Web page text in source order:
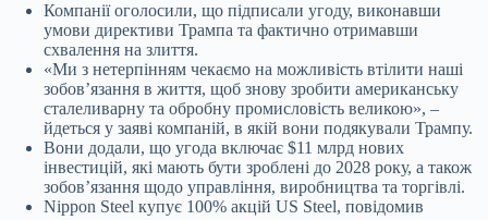
Компанії оголосили, що підписали угоду, виконавши
умови директиви Трампа та фактично отримавши
схвалення на злиття.
«Ми з нетерпінням чекаємо на можливість втілити наші
зобовʼязання в життя, щоб знову зробити американську
сталеливарну та обробну промисловість великою», –
йдеться у заяві компаній, в якій вони подякували Трампу.
Вони додали, що угода включає $11 млрд нових
інвестицій, які мають бути зроблені до 2028 року, а також
зобовʼязання щодо управління, виробництва та торгівлі.
Nippon Steel купує 100% акцій US Steel, повідомив